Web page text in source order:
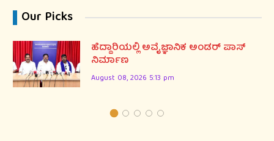
Our Picks
ಹೆದ್ದಾರಿಯಲ್ಲಿ ಅವೈಜ್ಞಾನಿಕ ಅಂಡರ್ ಪಾಸ್
ನಿರ್ಮಾಣ
August 08, 2026 5:13 pm